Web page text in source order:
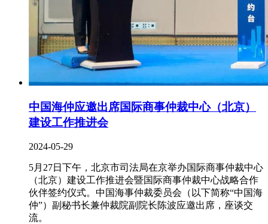
中国海仲应邀出席国际商事仲裁中心（北京）
建设工作推进会
2024-05-29
5月27日下午，北京市司法局在京举办国际商事仲裁中心
（北京）建设工作推进会暨国际商事仲裁中心战略合作
伙伴签约仪式。中国海事仲裁委员会（以下简称“中国海
仲”）副秘书长兼仲裁院副院长陈波应邀出席，座谈交
流。